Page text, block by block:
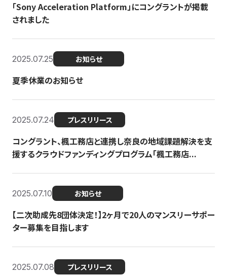
「Sony Acceleration Platform」にコングラントが掲載
されました
2025.07.25 お知らせ
夏季休業のお知らせ
2025.07.24 プレスリリース
コングラント、楓工務店と連携し奈良の地域課題解決を支
援するクラウドファンディングプログラム「楓工務店...
2025.07.10 お知らせ
【二次助成先8団体決定！】2ヶ月で20人のマンスリーサポー
ター募集を目指します
2025.07.08 プレスリリース